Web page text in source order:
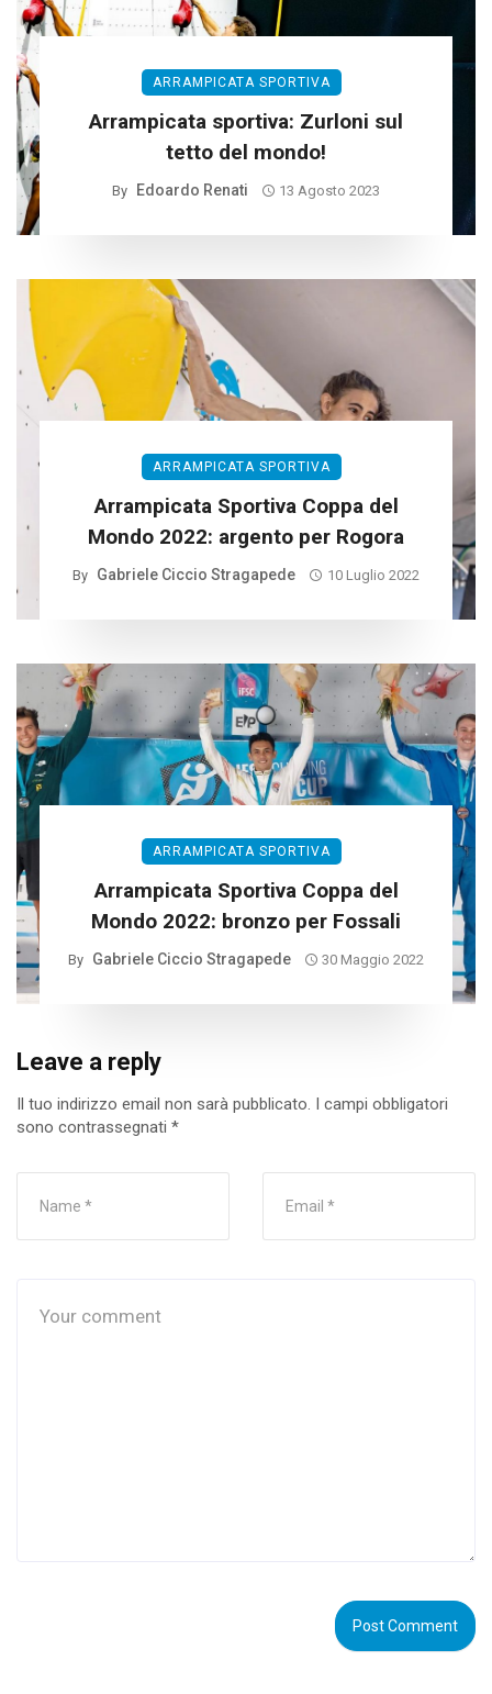
ARRAMPICATA SPORTIVA
Arrampicata sportiva: Zurloni sul
tetto del mondo!
By Edoardo Renati 13 Agosto 2023
ARRAMPICATA SPORTIVA
Arrampicata Sportiva Coppa del
Mondo 2022: argento per Rogora
By Gabriele Ciccio Stragapede 10 Luglio 2022
ARRAMPICATA SPORTIVA
Arrampicata Sportiva Coppa del
Mondo 2022: bronzo per Fossali
By Gabriele Ciccio Stragapede 30 Maggio 2022
Leave a reply
Il tuo indirizzo email non sarà pubblicato.
I campi obbligatori
sono contrassegnati *